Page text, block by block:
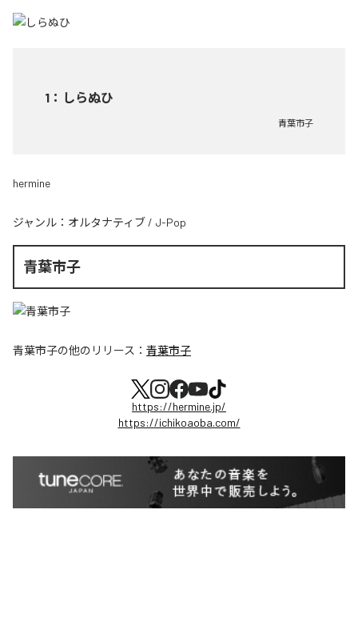
1 ： しらぬひ
青葉市子
hermine
ジャンル： オルタナティブ / J-Pop
青葉市子
青葉市子の他のリリース： 青葉市子
https://hermine.jp/
https://ichikoaoba.com/